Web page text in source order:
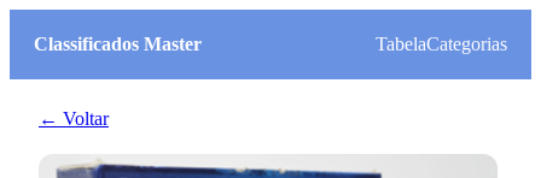
Classificados Master TabelaCategorias
← Voltar